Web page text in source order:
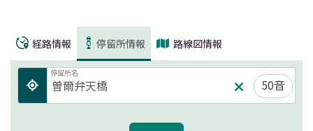
経路情報 停留所情報 路線図情報
停留所名
50音